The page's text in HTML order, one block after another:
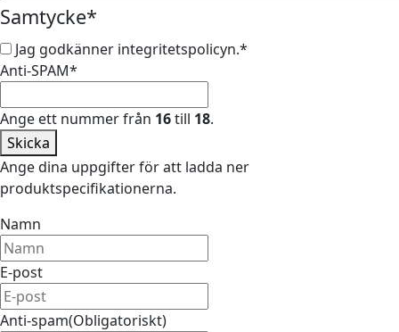
Samtycke*
Jag godkänner integritetspolicyn.*
Anti-SPAM*
Ange ett nummer från 16till 18.
Skicka
Ange dina uppgifter för att ladda ner
produktspecifikationerna.
Namn
E-post
Anti-spam(Obligatoriskt)